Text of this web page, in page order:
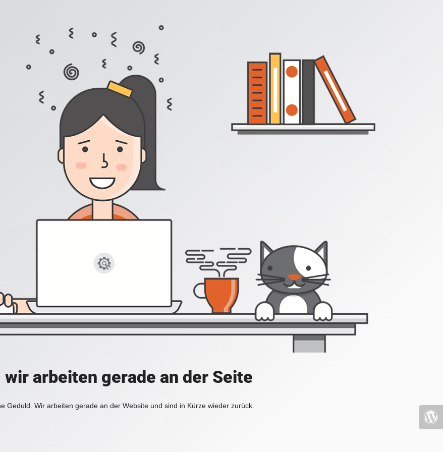
wir arbeiten gerade an der Seite
Geduld. Wir arbeiten gerade an der Website und sind in Kürze wieder zurück.